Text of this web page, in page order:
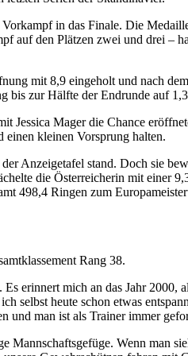
in das Finale. Die
auf den Plätzen zwei und drei –
mit 8,9 eingeholt und nach
bis zur Hälfte der Endrunde auf
Mager die Chance
kleinen Vorsprung halten.
Anzeigetafel stand. Doch sie
die Österreicherin mit einer
498,4 Ringen zum
Rang 38.
erinnert mich an das Jahr 2000,
selbst heute schon etwas
und man ist als Trainer immer
Wenn man